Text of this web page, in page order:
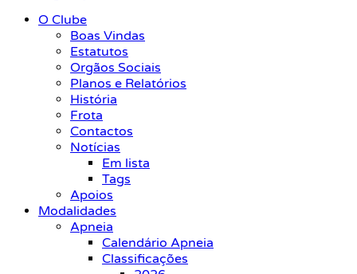
O Clube
Boas Vindas
Estatutos
Orgãos Sociais
Planos e Relatórios
História
Frota
Contactos
Notícias
Em lista
Tags
Apoios
Modalidades
Apneia
Calendário Apneia
Classificações